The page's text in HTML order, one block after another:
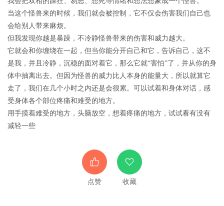
当这个怪兽来的时候，我们就会被控制，它不仅会伤害我们自己也
会给别人带来麻烦。
但我发现你越是暴躁，不冷静怪兽带来的伤害和威力越大。
它就会和你缠绕在一起，但当你能分开自己和它，告诉自己，这不
是我，并且冷静，沉稳的面对着它，那么它就“害怕”了，并从你的身
体中抽离出去。但因为怪兽的威力比人本身的能量大，所以就算它
走了，我们在几个小时之内还是会很累。可以试着和身体对话，感
受身体各个部位疼痛和难受的地方。
用手摸着难受的地方，头脑放空，想着疼痛的地方，试试看有没有
减轻一些
点赞 收藏